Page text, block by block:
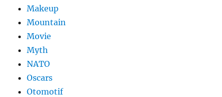
Makeup
Mountain
Movie
Myth
NATO
Oscars
Otomotif